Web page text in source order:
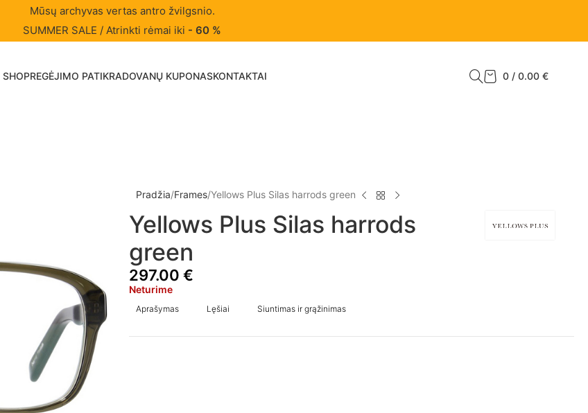
Mūsų archyvas vertas antro žvilgsnio.
SUMMER SALE / Atrinkti rėmai iki - 60 %
SHOPREGĖJIMO PATIKRADOVANŲ KUPONASKONTAKTAI 0 / 0.00 €
Pradžia Frames Yellows Plus Silas harrods green
Yellows Plus Silas harrods
green
297.00 €
Neturime
Aprašymas Lęšiai Siuntimas ir grąžinimas